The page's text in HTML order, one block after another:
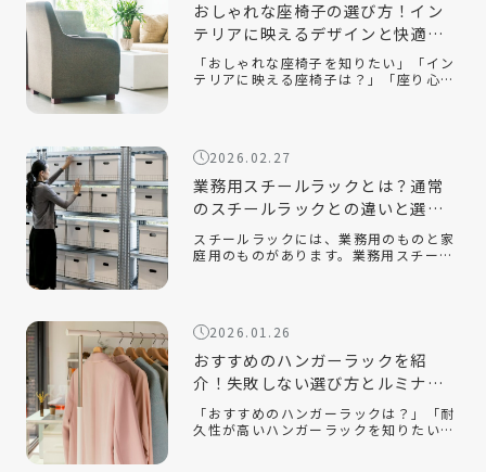
おしゃれな座椅子の選び方！イン
テリアに映えるデザインと快適性
を両立するコツ
「おしゃれな座椅子を知りたい」「イン
テリアに映える座椅子は？」「座り心地
せる […]
2026.02.27
業務用スチールラックとは？通常
のスチールラックとの違いと選ぶ
ポイントを解説！
スチールラックには、業務用のものと家
庭用のものがあります。業務用スチール
選べ […]
2026.01.26
おすすめのハンガーラックを紹
介！失敗しない選び方とルミナス
クラブ人気モデルを解説
「おすすめのハンガーラックは？」「耐
久性が高いハンガーラックを知りたい」